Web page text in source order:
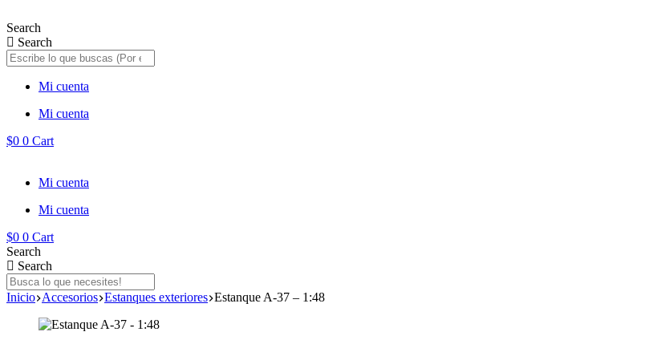
al
contenido
Search
Search
Mi cuenta
Mi cuenta
$0 0 Cart
Mi cuenta
Mi cuenta
$0 0 Cart
Search
Search
Inicio Accesorios Estanques exteriores Estanque A-37 – 1:48